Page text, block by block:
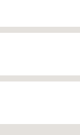
雲端網絡與專用的
體的延伸
區域、多可用性領